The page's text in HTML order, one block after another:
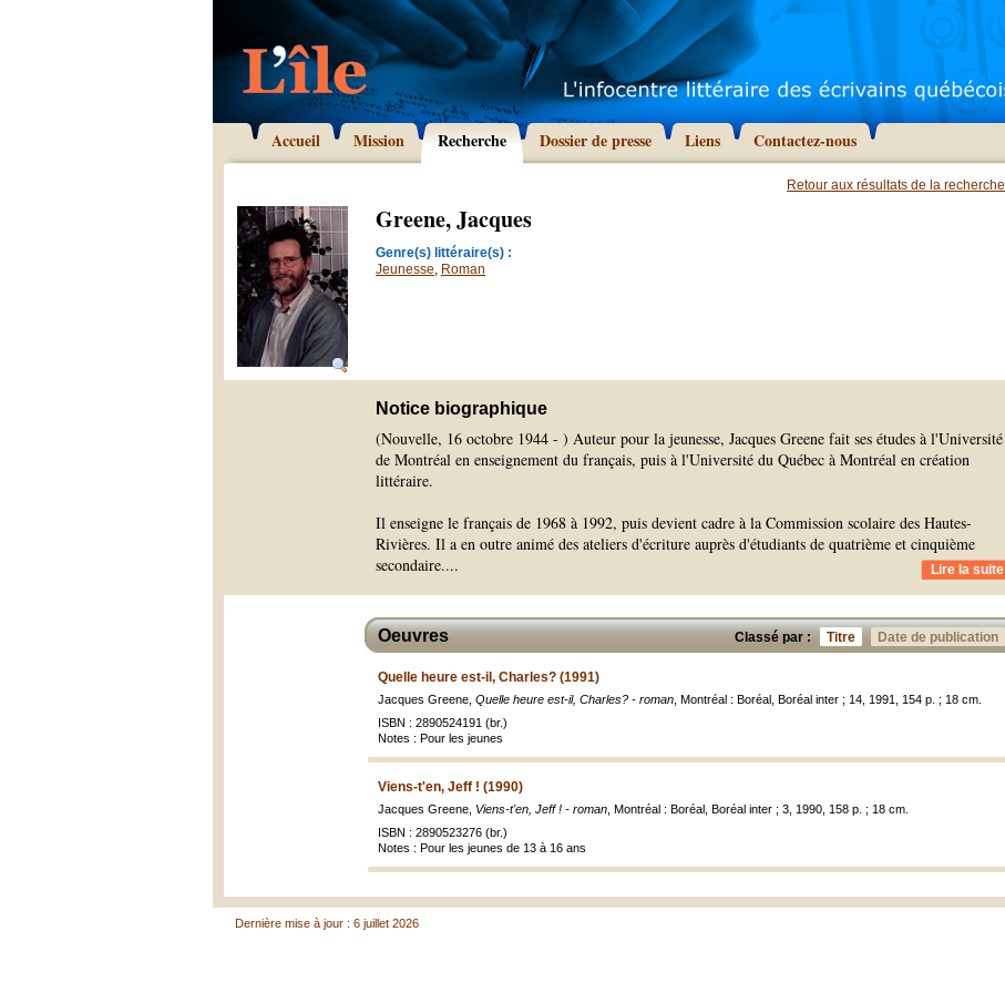
Accueil Mission Recherche Dossier de presse Liens Contactez-nous
Retour aux résultats de la recherche
Greene, Jacques
Genre(s) littéraire(s) :
Jeunesse, Roman
Notice biographique
(Nouvelle, 16 octobre 1944 - ) Auteur pour la jeunesse, Jacques Greene fait ses études à l'Université
de Montréal en enseignement du français, puis à l'Université du Québec à Montréal en création
littéraire.
Il enseigne le français de 1968 à 1992, puis devient cadre à la Commission scolaire des Hautes-
Rivières. Il a en outre animé des ateliers d'écriture auprès d'étudiants de quatrième et cinquième
secondaire.... Lire la suite
Classé par : Titre Date de publication
Oeuvres
Quelle heure est-il, Charles? (1991)
Jacques Greene, Quelle heure est-il, Charles? - roman , Montréal : Boréal, Boréal inter ; 14, 1991, 154 p. ; 18 cm.
ISBN : 2890524191 (br.)
Notes : Pour les jeunes
Viens-t'en, Jeff ! (1990)
Jacques Greene, Viens-t'en, Jeff ! - roman , Montréal : Boréal, Boréal inter ; 3, 1990, 158 p. ; 18 cm.
ISBN : 2890523276 (br.)
Notes : Pour les jeunes de 13 à 16 ans
Dernière mise à jour : 6 juillet 2026